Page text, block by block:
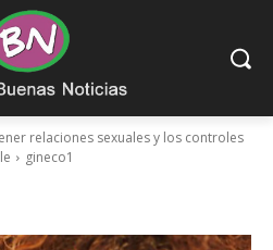
relaciones sexuales y los controles
gineco1